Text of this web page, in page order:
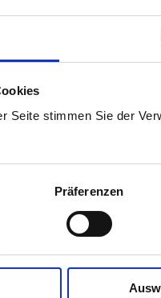
Seite stimmen Sie der
Präferenzen